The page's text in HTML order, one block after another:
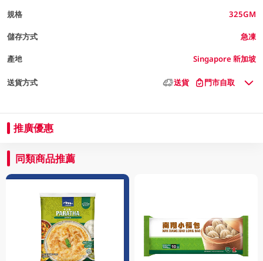
規格 325GM
儲存方式 急凍
產地 Singapore 新加坡
送貨方式 送貨 門市自取
推廣優惠
同類商品推薦